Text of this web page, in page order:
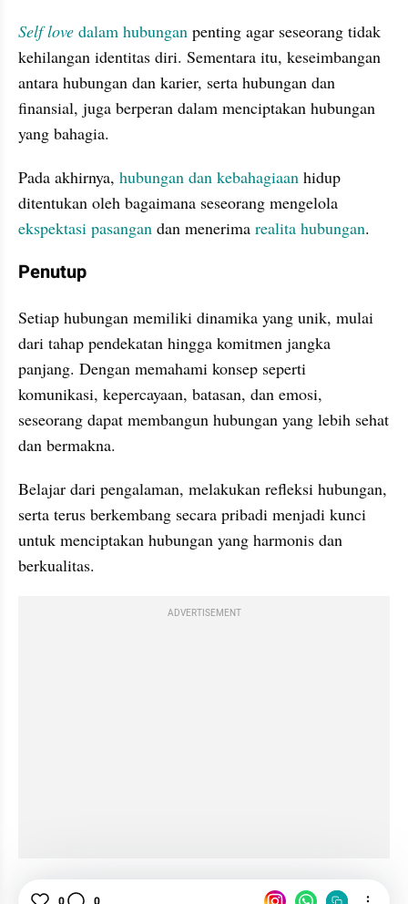
Self love dalam hubungan penting agar seseorang tidak
kehilangan identitas diri. Sementara itu, keseimbangan
antara hubungan dan karier, serta hubungan dan
finansial, juga berperan dalam menciptakan hubungan
yang bahagia.
Pada akhirnya, hubungan dan kebahagiaan hidup
ekspektasi pasangan dan menerima realita hubungan.
Penutup
Setiap hubungan memiliki dinamika yang unik, mulai
dari tahap pendekatan hingga komitmen jangka
panjang. Dengan memahami konsep seperti
komunikasi, kepercayaan, batasan, dan emosi,
seseorang dapat membangun hubungan yang lebih sehat
dan bermakna.
Belajar dari pengalaman, melakukan refleksi hubungan,
serta terus berkembang secara pribadi menjadi kunci
untuk menciptakan hubungan yang harmonis dan
berkualitas.
ADVERTISEMENT